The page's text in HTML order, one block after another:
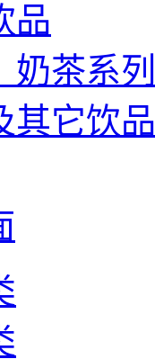
品
奶茶系列
其它饮品